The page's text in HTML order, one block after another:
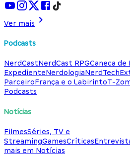
Ver mais
Podcasts
NerdCastNerdCast RPGCaneca de
ExpedienteNerdologiaNerdTech
ParceiroFrança e o LabirintoT-
Podcasts
Notícias
FilmesSéries, TV e
StreamingGamesCríticas
mais em Notícias